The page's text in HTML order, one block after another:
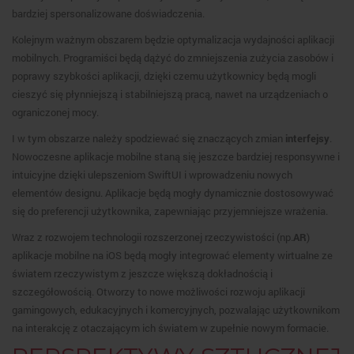
bardziej spersonalizowane doświadczenia.
Kolejnym ważnym obszarem będzie optymalizacja wydajności aplikacji
mobilnych. Programiści będą dążyć do zmniejszenia zużycia zasobów i
poprawy szybkości aplikacji, dzięki czemu użytkownicy będą mogli
cieszyć się płynniejszą i stabilniejszą pracą, nawet na urządzeniach o
ograniczonej mocy.
I w tym obszarze należy spodziewać się znaczących zmian interfejsy.
Nowoczesne aplikacje mobilne staną się jeszcze bardziej responsywne i
intuicyjne dzięki ulepszeniom SwiftUI i wprowadzeniu nowych
elementów designu. Aplikacje będą mogły dynamicznie dostosowywać
się do preferencji użytkownika, zapewniając przyjemniejsze wrażenia.
Wraz z rozwojem technologii rozszerzonej rzeczywistości (np.AR)
aplikacje mobilne na iOS będą mogły integrować elementy wirtualne ze
światem rzeczywistym z jeszcze większą dokładnością i
szczegółowością. Otworzy to nowe możliwości rozwoju aplikacji
gamingowych, edukacyjnych i komercyjnych, pozwalając użytkownikom
na interakcję z otaczającym ich światem w zupełnie nowym formacie.